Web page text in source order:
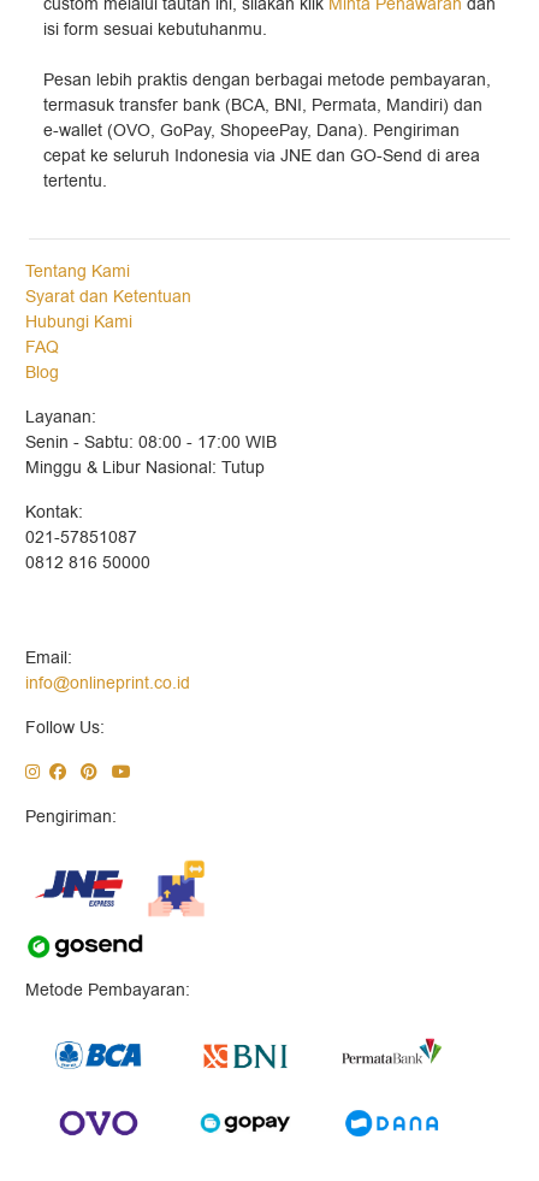
isi form sesuai kebutuhanmu.
Pesan lebih praktis dengan berbagai metode pembayaran,
termasuk transfer bank (BCA, BNI, Permata, Mandiri) dan
e-wallet (OVO, GoPay, ShopeePay, Dana). Pengiriman
cepat ke seluruh Indonesia via JNE dan GO-Send di area
tertentu.
Tentang Kami
Syarat dan Ketentuan
Hubungi Kami
FAQ
Blog
Layanan:
Senin - Sabtu: 08:00 - 17:00 WIB
Minggu & Libur Nasional: Tutup
Kontak:
021-57851087
0812 816 50000
Email:
info@onlineprint.co.id
Follow Us:
Pengiriman:
Metode Pembayaran: